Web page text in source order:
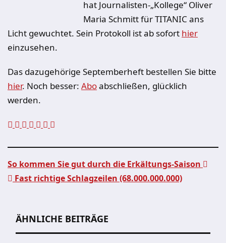
hat Journalisten-„Kollege“ Oliver
Maria Schmitt für TITANIC ans
Licht gewuchtet. Sein Protokoll ist ab sofort hier
einzusehen.
Das dazugehörige Septemberheft bestellen Sie bitte
hier. Noch besser: Aboabschließen, glücklich
werden.
So kommen Sie gut durch die Erkältungs-Saison
Fast richtige Schlagzeilen (68.000.000.000)
ÄHNLICHE BEITRÄGE